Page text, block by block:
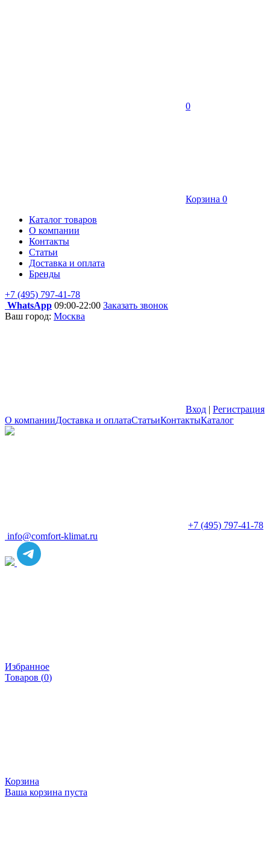
0
Корзина 0
Каталог товаров
О компании
Контакты
Статьи
Доставка и оплата
Бренды
+7 (495) 797-41-78
WhatsApp 09:00-22:00 Заказать звонок
Ваш город: Москва
Вход | Регистрация
О компанииДоставка и оплатаСтатьиКонтактыКаталог
+7 (495) 797-41-78
info@comfort-klimat.ru
Избранное
Товаров (0)
Корзина
Ваша корзина пуста